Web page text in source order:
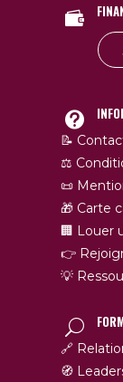
📝
⚖️
📜
🎁 Carte
🏢 Louer
👉
💡
🔗
🧭